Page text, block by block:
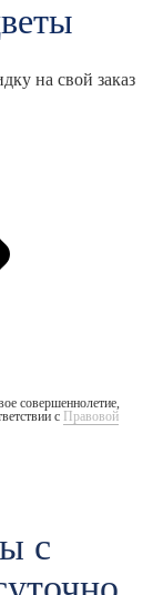
на свой заказ
совершеннолетие,
с Правовой
c